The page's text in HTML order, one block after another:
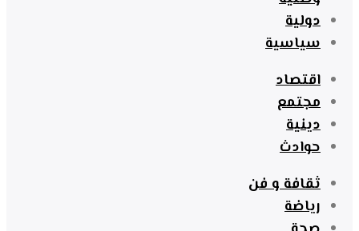
دولية
سياسية
اقتصاد
مجتمع
دينية
حوادث
ثقافة و فن
رياضة